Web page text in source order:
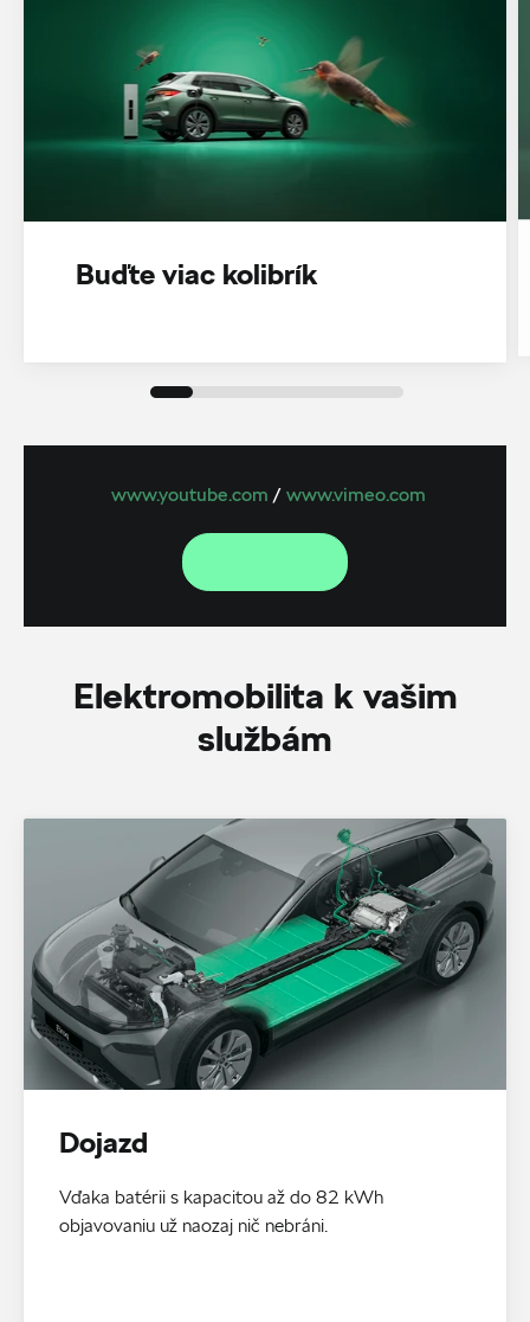
Buďte viac kolibrík
www.youtube.com / www.vimeo.com
Elektromobilita k vašim
službám
Dojazd
Vďaka batérii s kapacitou až do 82 kWh
objavovaniu už naozaj nič nebráni.